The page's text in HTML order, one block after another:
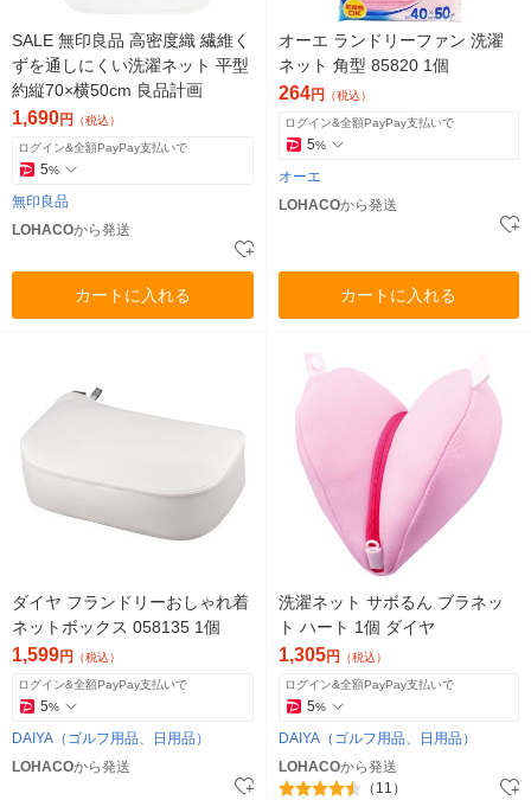
SALE 無印良品 高密度織 繊維く
ずを通しにくい洗濯ネット 平型
約縦70×横50cm 良品計画
1,690円 （税込）
ログイン&全額PayPay支払いで
5%
無印良品
LOHACOから発送
カートに入れる
オーエ ランドリーファン 洗濯
ネット 角型 85820 1個
264円 （税込）
ログイン&全額PayPay支払いで
5%
オーエ
LOHACOから発送
カートに入れる
ダイヤ フランドリーおしゃれ着
ネットボックス 058135 1個
1,599円 （税込）
ログイン&全額PayPay支払いで
5%
DAIYA（ゴルフ用品、日用品）
LOHACOから発送
洗濯ネット サボるん ブラネッ
ト ハート 1個 ダイヤ
1,305円 （税込）
ログイン&全額PayPay支払いで
5%
DAIYA（ゴルフ用品、日用品）
LOHACOから発送
（11）